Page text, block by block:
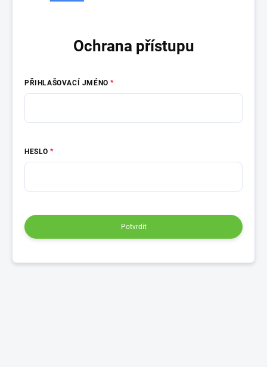
Ochrana přístupu
PŘIHLAŠOVACÍ JMÉNO
HESLO
Potvrdit